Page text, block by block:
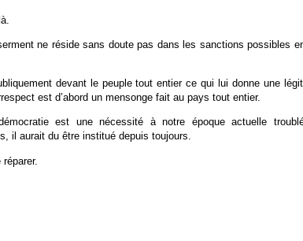
ne réside sans doute pas dans les sanctions possibles
devant le peuple tout entier ce qui lui donne une
est d’abord un mensonge fait au pays tout entier.
est une nécessité à notre époque actuelle
il aurait du être institué depuis toujours.